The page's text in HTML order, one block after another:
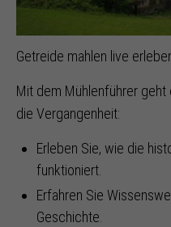
Getreide mahlen live
Mit dem Mühlenführer geht
die Vergangenheit:
Erleben Sie, wie die
funktioniert.
Erfahren Sie
Geschichte.